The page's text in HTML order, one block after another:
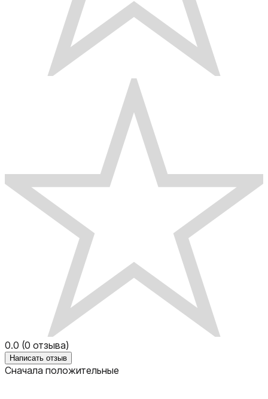
0.0 (0 отзыва)
Написать отзыв
Сначала положительные